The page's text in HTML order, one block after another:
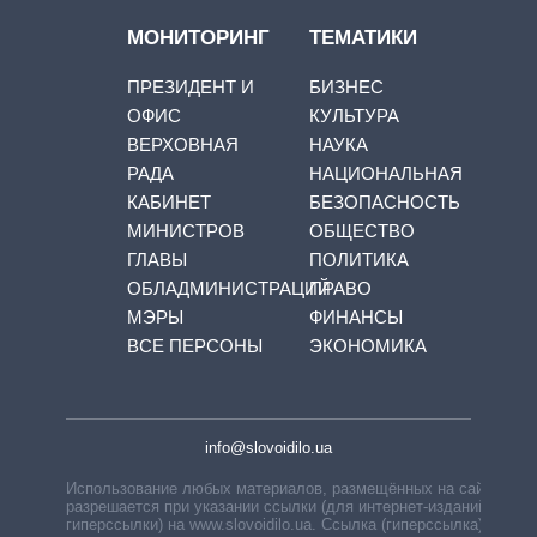
МОНИТОРИНГ
ПРЕЗИДЕНТ И
ОФИС
ВЕРХОВНАЯ
РАДА
КАБИНЕТ
МИНИСТРОВ
ГЛАВЫ
ОБЛАДМИНИСТРАЦИЙ
МЭРЫ
ВСЕ ПЕРСОНЫ
ТЕМАТИКИ
БИЗНЕС
КУЛЬТУРА
НАУКА
НАЦИОНАЛЬНАЯ
БЕЗОПАСНОСТЬ
ОБЩЕСТВО
ПОЛИТИКА
ПРАВО
ФИНАНСЫ
ЭКОНОМИКА
info@slovoidilo.ua
Использование любых материалов, размещённых на сайте,
разрешается при указании ссылки (для интернет-изданий —
гиперссылки) на www.slovoidilo.ua. Ссылка (гиперссылка)